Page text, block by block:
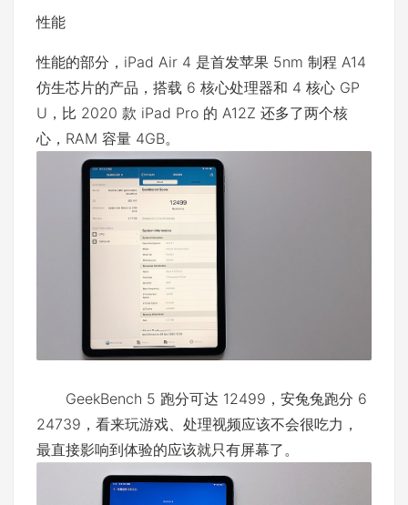
性能
性能的部分，iPad Air 4 是首发苹果 5nm 制程 A14
仿生芯片的产品，搭载 6 核心处理器和 4 核心 GP
U，比 2020 款 iPad Pro 的 A12Z 还多了两个核
心，RAM 容量 4GB。
GeekBench 5 跑分可达 12499，安兔兔跑分 6
24739，看来玩游戏、处理视频应该不会很吃力，
最直接影响到体验的应该就只有屏幕了。